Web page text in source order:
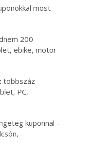
most
200
ebike, motor
többszáz
PC,
kuponnal –